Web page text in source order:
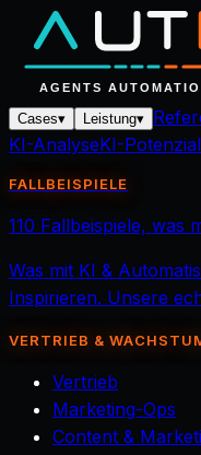
Cases▾ Leistung▾
KI-AnalyseKI-
FALLBEISPIELE
110 Fallbeispiele, was
Was mit KI &
Inspirieren. Unsere
VERTRIEB &
Vertrieb
Marketing-Ops
Content &